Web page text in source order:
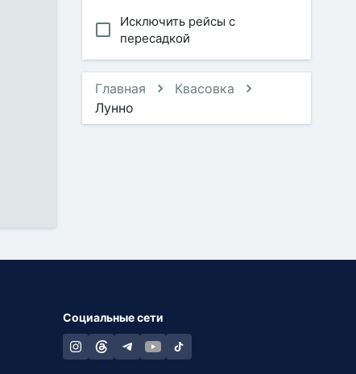
Исключить рейсы с
пересадкой
Главная
Квасовка
Лунно
Социальные сети